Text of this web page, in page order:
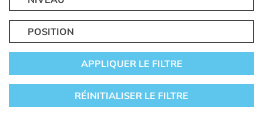
POSITION
APPLIQUER LE FILTRE
RÉINITIALISER LE FILTRE